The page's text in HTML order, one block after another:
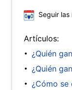
Seguir las
Artículos:
¿Quién
¿Quién
¿Cómo se